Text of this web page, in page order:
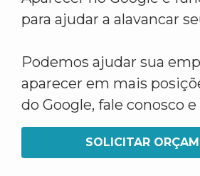
para ajudar a alavancar
Podemos ajudar sua
aparecer em mais
do Google, fale conosco
SOLICITAR